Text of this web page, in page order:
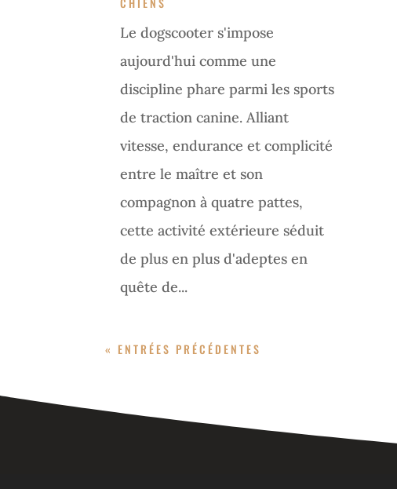
Le dogscooter s'impose
aujourd'hui comme une
discipline phare parmi les sports
de traction canine. Alliant
vitesse, endurance et complicité
entre le maître et son
compagnon à quatre pattes,
cette activité extérieure séduit
de plus en plus d'adeptes en
quête de...
« ENTRÉES PRÉCÉDENTES